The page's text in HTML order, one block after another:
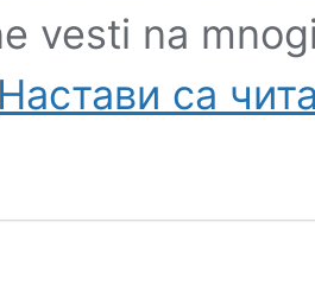
vesti na
Настави са